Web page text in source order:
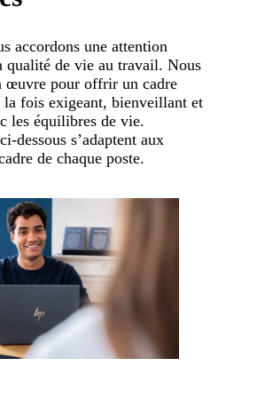
accordons une attention
qualité de vie au travail. Nous
œuvre pour offrir un cadre
la fois exigeant, bienveillant et
les équilibres de vie.
dessous s’adaptent aux
de chaque poste.